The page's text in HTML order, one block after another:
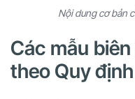
Nội dung cơ bản
Các mẫu
theo Quy định